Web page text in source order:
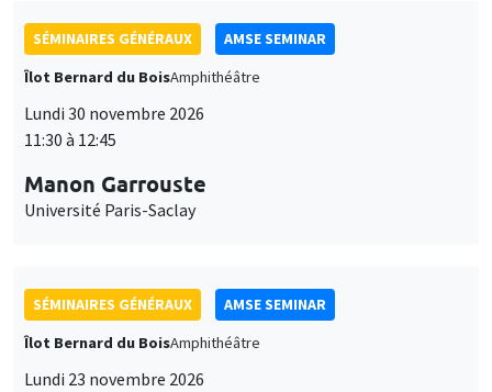
SÉMINAIRES GÉNÉRAUX
AMSE SEMINAR
Îlot Bernard du BoisAmphithéâtre
Lundi 30 novembre 2026
11:30 à 12:45
Manon Garrouste
Université Paris-Saclay
SÉMINAIRES GÉNÉRAUX
AMSE SEMINAR
Îlot Bernard du BoisAmphithéâtre
Lundi 23 novembre 2026